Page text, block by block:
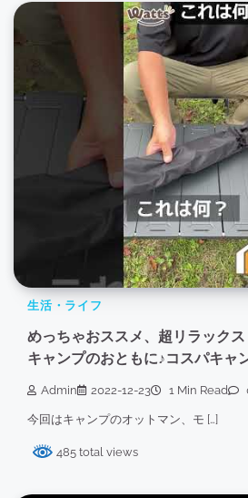
生活・ライフ
めっちゃおススメ、超リラック
キャンプのおともに♪コスパキ
Admin 2022-12-23 1 Min Read
今回はキャンプのオットマン、モ […]
485 total views